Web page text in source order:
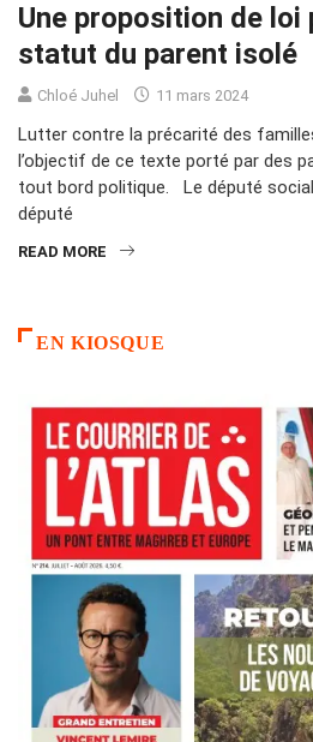
Une proposition de loi
statut du parent isolé
Chloé Juhel 11 mars 2024
Lutter contre la précarité des
l’objectif de ce texte porté par des
tout bord politique. Le député
député
READ MORE
EN KIOSQUE